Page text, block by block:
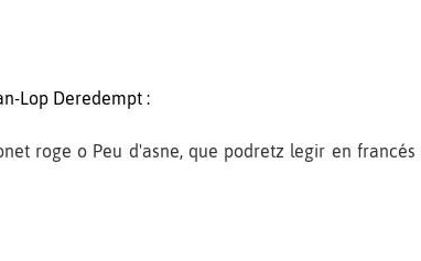
Lop Deredempt :
roge o Peu d'asne, que podretz legir en